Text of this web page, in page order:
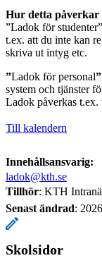
Hur detta påverkar
”Ladok för
t.ex. att du inte kan
skriva ut intyg etc.
”Ladok för personal”
system och tjänster
Ladok påverkas t.ex.
Till kalendern
Innehållsansvarig:
ladok@kth.se
Tillhör: KTH
Senast ändrad:
Skolsidor